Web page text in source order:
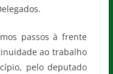
passos à frente
ao trabalho
pelo deputado